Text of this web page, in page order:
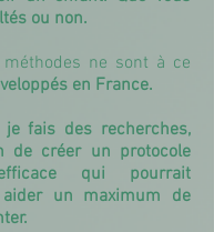
ou non.
ne sont à ce
en France.
je fais des recherches,
de créer un protocole
qui pourrait
un maximum de